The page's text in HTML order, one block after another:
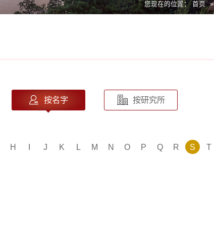
您现在的位置：首页 »
按名字 按研究所
H J K L M N O P Q R S T